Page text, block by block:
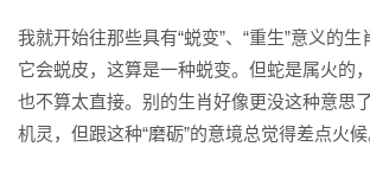
我就开始往那些具有“蜕变”、“重生”意义的生
它会蜕皮，这算是一种蜕变。但蛇是属火的
也不算太直接。别的生肖好像更没这种意思
机灵，但跟这种“磨砺”的意境总觉得差点火候